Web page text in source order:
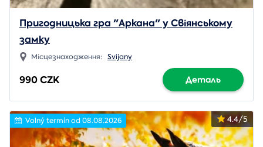
Пригодницька гра "Аркана" у Свіянському
замку
Місцезнаходження: Svijany
990 CZK Деталь
4.4/5
Volný termín od 08.08.2026